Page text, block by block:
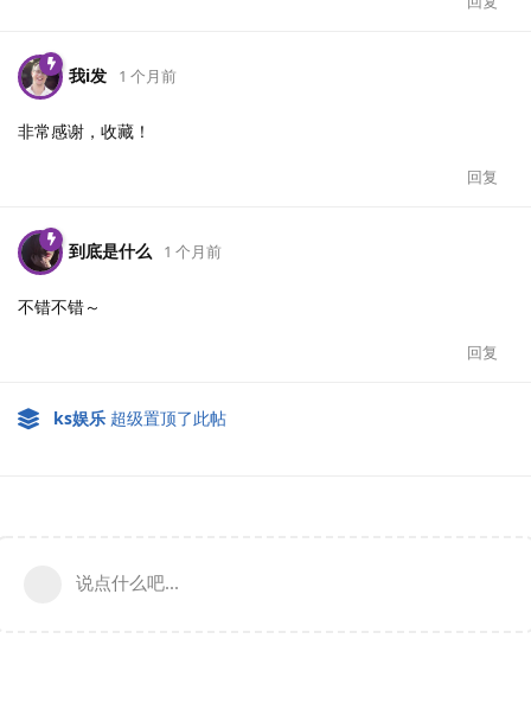
我i发 1 个月前
非常感谢，收藏！
回复
到底是什么 1 个月前
不错不错～
回复
ks娱乐 超级置顶了此帖
说点什么吧...